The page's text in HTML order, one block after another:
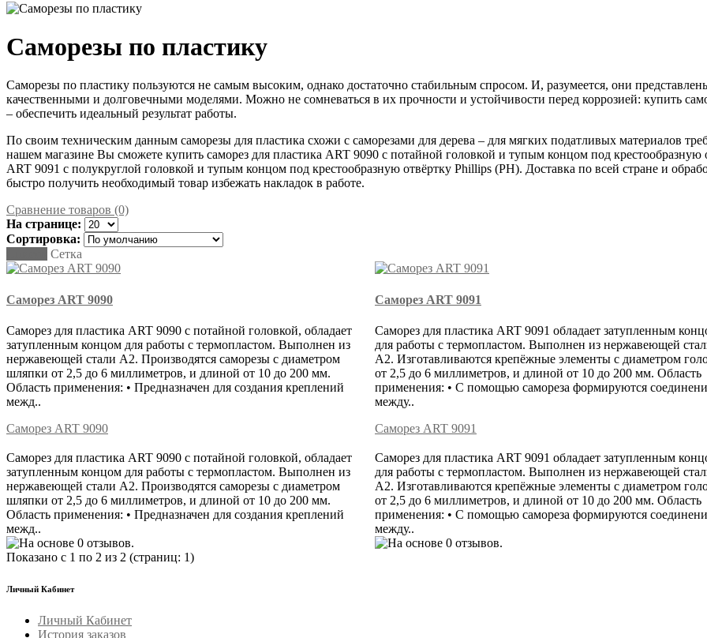
Саморезы по пластику
Саморезы по пластику пользуются не самым высоким, однако достаточно стабильным спросом. И, разумеется, они
качественными и долговечными моделями. Можно не сомневаться в их прочности и устойчивости перед коррозией: купить
– обеспечить идеальный результат работы.
По своим техническим данным саморезы для пластика схожи с саморезами для дерева – для мягких податливых материалов
нашем магазине Вы сможете купить саморез для пластика ART 9090 с потайной головкой и тупым концом под крестообразную
ART 9091 с полукруглой головкой и тупым концом под крестообразную отвёртку Phillips (PH). Доставка по всей стране и
быстро получить необходимый товар избежать накладок в работе.
Сравнение товаров (0)
На странице:
Сортировка:
Сетка
Саморез ART 9090
Саморез для пластика ART 9090 с потайной головкой, обладает
затупленным концом для работы с термопластом. Выполнен из
нержавеющей стали А2. Производятся саморезы с диаметром
шляпки от 2,5 до 6 миллиметров, и длиной от 10 до 200 мм.
Область применения: • Предназначен для создания креплений
межд..
Саморез ART 9090
Саморез для пластика ART 9090 с потайной головкой, обладает
затупленным концом для работы с термопластом. Выполнен из
нержавеющей стали А2. Производятся саморезы с диаметром
шляпки от 2,5 до 6 миллиметров, и длиной от 10 до 200 мм.
Область применения: • Предназначен для создания креплений
межд..
Саморез ART 9091
Саморез для пластика ART 9091 обладает затупленным
для работы с термопластом. Выполнен из нержавеющей
А2. Изготавливаются крепёжные элементы с диаметром
от 2,5 до 6 миллиметров, и длиной от 10 до 200 мм. Область
применения: • С помощью самореза формируются
между..
Саморез ART 9091
Саморез для пластика ART 9091 обладает затупленным
для работы с термопластом. Выполнен из нержавеющей
А2. Изготавливаются крепёжные элементы с диаметром
от 2,5 до 6 миллиметров, и длиной от 10 до 200 мм. Область
применения: • С помощью самореза формируются
между..
Показано с 1 по 2 из 2 (страниц: 1)
Личный Кабинет
Личный Кабинет
История заказов